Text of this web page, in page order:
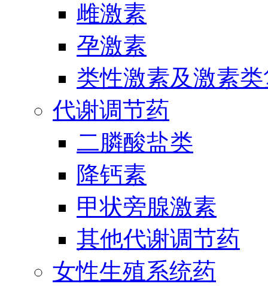
雌激素
孕激素
类性激素及激素
代谢调节药
二膦酸盐类
降钙素
甲状旁腺激素
其他代谢调节药
女性生殖系统药